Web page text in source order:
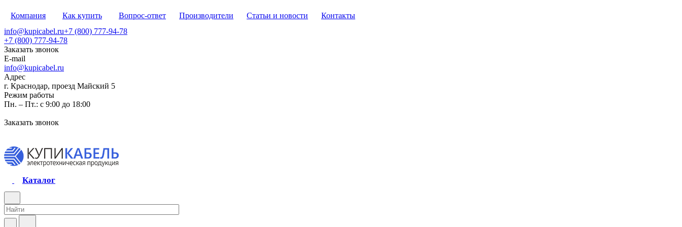
Компания Как купить Вопрос-ответ Производители Статьи и новости
Контакты
info@kupicabel.ru+7 (800) 777-94-78
+7 (800) 777-94-78
Заказать звонок
E-mail
info@kupicabel.ru
Адрес
г. Краснодар, проезд Майский 5
Режим работы
Пн. – Пт.: с 9:00 до 18:00
Заказать звонок
Каталог